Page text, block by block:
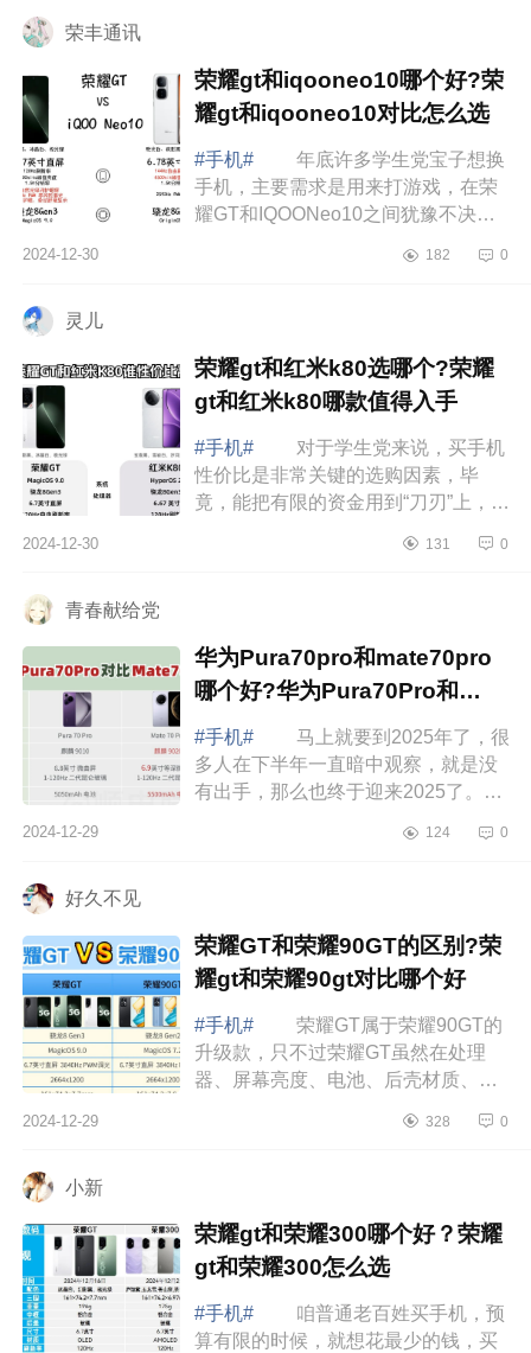
荣丰通讯
荣耀gt和iqooneo10哪个好?荣
耀gt和iqooneo10对比怎么选
#手机#
年底许多学生党宝子想换
手机，主要需求是用来打游戏，在荣
耀GT和IQOONeo10之间犹豫不决，
iqooneo10哪个好?荣耀gt和
2024-12-30 182 0
灵儿
荣耀gt和红米k80选哪个?荣耀
gt和红米k80哪款值得入手
#手机#
对于学生党来说，买手机
性价比是非常关键的选购因素，毕
竟，能把有限的资金用到“刀刃”上，才
家说下目前提及较多的荣耀GT和红米
2024-12-30 131 0
青春献给党
华为Pura70pro和mate70pro
哪个好?华为Pura70Pro和
mate70Pro区别
#手机#
马上就要到2025年了，很
多人在下半年一直暗中观察，就是没
有出手，那么也终于迎来2025了。做
都是比较重要的。如果买笔记本，评
2024-12-29 124 0
好久不见
荣耀GT和荣耀90GT的区别?荣
耀gt和荣耀90gt对比哪个好
#手机#
荣耀GT属于荣耀90GT的
升级款，只不过荣耀GT虽然在处理
器、屏幕亮度、电池、后壳材质、
屏幕和有线充电基本没变。并且荣耀
2024-12-29 328 0
小新
荣耀gt和荣耀300哪个好？荣耀
gt和荣耀300怎么选
#手机#
咱普通老百姓买手机，预
算有限的时候，就想花最少的钱，买